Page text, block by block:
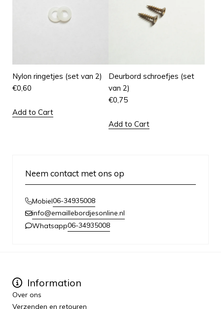
Nylon ringetjes (set van 2)
€0,60
Add to Cart
Deurbord schroefjes (set
van 2)
€0,75
Add to Cart
Neem contact met ons op
Mobiel06-34935008
info@emaillebordjesonline.nl
Whatsapp06-34935008
Information
Over ons
Verzenden en retouren